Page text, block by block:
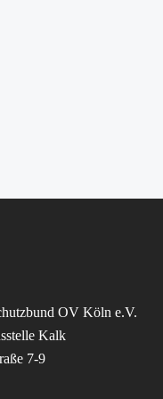
OV Köln e.V.
Kalk
7-9